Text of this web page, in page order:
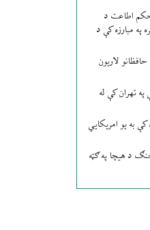
اطاعت د
مبارزه کې د
لاریون
تهران کې له
به یو امریکایي
د هیچا په ګټه